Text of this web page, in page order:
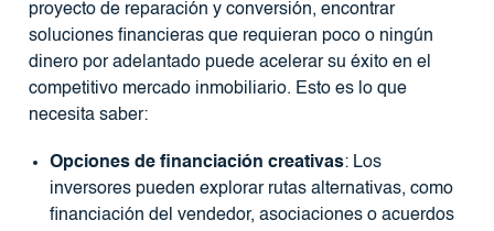
proyecto de reparación y conversión, encontrar
soluciones financieras que requieran poco o ningún
dinero por adelantado puede acelerar su éxito en el
competitivo mercado inmobiliario. Esto es lo que
necesita saber:
Opciones de financiación creativas: Los
inversores pueden explorar rutas alternativas, como
financiación del vendedor, asociaciones o acuerdos